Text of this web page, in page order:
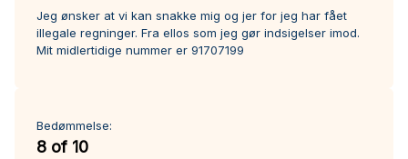
Jeg ønsker at vi kan snakke mig og jer for jeg har fået
illegale regninger. Fra ellos som jeg gør indsigelser imod.
Mit midlertidige nummer er 91707199
Bedømmelse:
8 of 10